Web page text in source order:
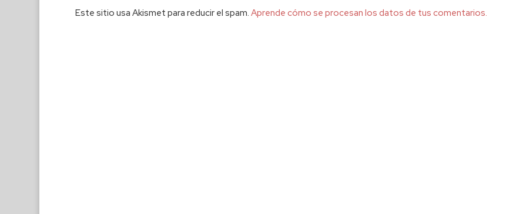
Este sitio usa Akismet para reducir el spam. Aprende cómo se procesan los datos de tus comentarios.